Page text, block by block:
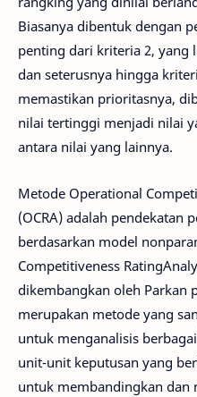
Biasanya dibentuk dengan
penting dari kriteria 2, yang
dan seterusnya hingga
memastikan prioritasnya,
nilai tertinggi menjadi nilai
antara nilai yang lainnya.
Metode Operational
(OCRA) adalah pendekatan
berdasarkan model
Competitiveness
dikembangkan oleh Parkan
merupakan metode yang
untuk menganalisis
unit-unit keputusan yang
untuk membandingkan dan